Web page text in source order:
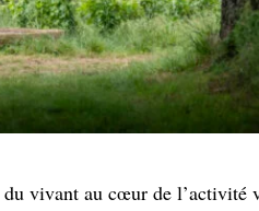
du vivant au cœur de l’activité